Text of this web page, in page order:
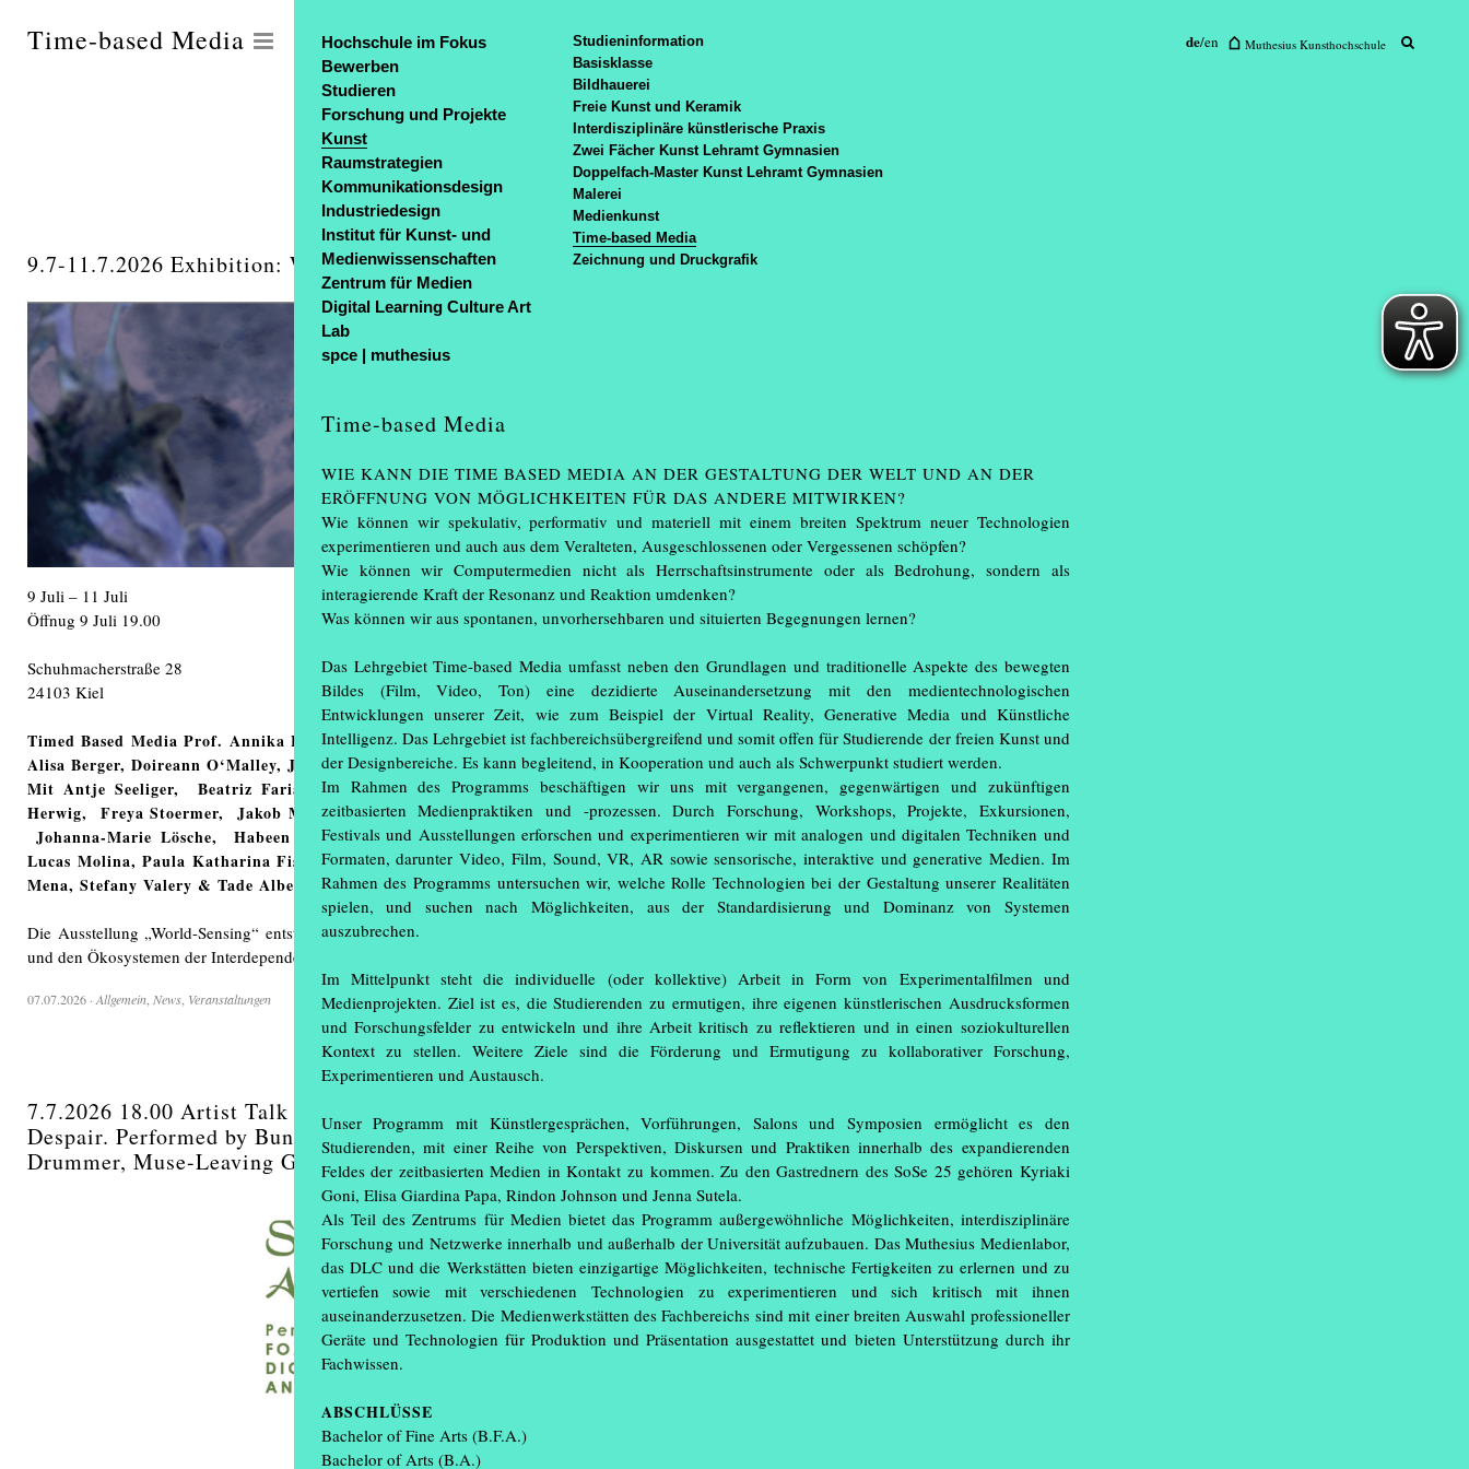
Time-based Media
Seminare & Projekte
Arbeiten
9.7-11.7.2026 Exhibition: Worldsensing
9 Juli – 11 Juli
Öffnug 9 Juli 19.00
Schuhmacherstraße 28
24103 Kiel
Timed Based Media Prof. Annika Larsson SoSe 2026 In Zusammenarbeit mit den Gastdozierende
Alisa Berger, Doireann O‘Malley, Julia Tielke and Vera Shchelkina.
Mit Antje Seeliger, Beatriz Farias, Benjamin Janzen, Boet Wassink, Dominik Held, Emma
Herwig, Freya Stoermer, Jakob Mockaitis, Jane Han, Jieon Sun, Jihan Ayu, Johanna Borelli,
Johanna-Marie Lösche, Habeen Park, Hannah Schnellbacher, Lilly Altmann, Linh Nguyen,
Lucas Molina, Paula Katharina Fisher, Seoyeong Choi, Sana Gharany, Sophia Carolina Lindner
Mena, Stefany Valery & Tade Albertsen (...)
Die Ausstellung „World-Sensing“ entstand aus unserer Auseinandersetzung mit sich wandelnden Realitäten
und den Ökosystemen der Interdependenz.
07.07.2026 ·Allgemein,News, Veranstaltungen
7.7.2026 18.00 Artist Talk & Screening Chto Delat (Songs of Hope and
Despair. Performed by Bundschuh, Fish, Fox Tail, Rainbow, Dead
Drummer, Muse-Leaving Germany and by other agencies)
de/en Muthesius Kunsthochschule
Hochschule im Fokus
Bewerben
Studieren
Forschung und Projekte
Kunst
Studieninformation
Basisklasse
Bildhauerei
Freie Kunst und Keramik
Interdisziplinäre künstlerische Praxis
Zwei Fächer Kunst Lehramt Gymnasien
Doppelfach-Master Kunst Lehramt Gymnasien
Malerei
Medienkunst
Time-based Media
Zeichnung und Druckgrafik
Raumstrategien
Kommunikationsdesign
Industriedesign
Institut für Kunst- und
Medienwissenschaften
Zentrum für Medien
Digital Learning Culture Art
Lab
spce | muthesius
Time-based Media
WIE KANN DIE TIME BASED MEDIA AN DER GESTALTUNG DER WELT UND AN DER
ERÖFFNUNG VON MÖGLICHKEITEN FÜR DAS ANDERE MITWIRKEN?
Wie können wir spekulativ, performativ und materiell mit einem breiten Spektrum neuer Technologien
experimentieren und auch aus dem Veralteten, Ausgeschlossenen oder Vergessenen schöpfen?
Wie können wir Computermedien nicht als Herrschaftsinstrumente oder als Bedrohung, sondern als
interagierende Kraft der Resonanz und Reaktion umdenken?
Was können wir aus spontanen, unvorhersehbaren und situierten Begegnungen lernen?
Das Lehrgebiet Time-based Media umfasst neben den Grundlagen und traditionelle Aspekte des bewegten
Bildes (Film, Video, Ton) eine dezidierte Auseinandersetzung mit den medientechnologischen
Entwicklungen unserer Zeit, wie zum Beispiel der Virtual Reality, Generative Media und Künstliche
Intelligenz. Das Lehrgebiet ist fachbereichsübergreifend und somit offen für Studierende der freien Kunst und
der Designbereiche. Es kann begleitend, in Kooperation und auch als Schwerpunkt studiert werden.
Im Rahmen des Programms beschäftigen wir uns mit vergangenen, gegenwärtigen und zukünftigen
zeitbasierten Medienpraktiken und -prozessen. Durch Forschung, Workshops, Projekte, Exkursionen,
Festivals und Ausstellungen erforschen und experimentieren wir mit analogen und digitalen Techniken und
Formaten, darunter Video, Film, Sound, VR, AR sowie sensorische, interaktive und generative Medien. Im
Rahmen des Programms untersuchen wir, welche Rolle Technologien bei der Gestaltung unserer Realitäten
spielen, und suchen nach Möglichkeiten, aus der Standardisierung und Dominanz von Systemen
auszubrechen.
Im Mittelpunkt steht die individuelle (oder kollektive) Arbeit in Form von Experimentalfilmen und
Medienprojekten. Ziel ist es, die Studierenden zu ermutigen, ihre eigenen künstlerischen Ausdrucksformen
und Forschungsfelder zu entwickeln und ihre Arbeit kritisch zu reflektieren und in einen soziokulturellen
Kontext zu stellen. Weitere Ziele sind die Förderung und Ermutigung zu kollaborativer Forschung,
Experimentieren und Austausch.
Unser Programm mit Künstlergesprächen, Vorführungen, Salons und Symposien ermöglicht es den
Studierenden, mit einer Reihe von Perspektiven, Diskursen und Praktiken innerhalb des expandierenden
Feldes der zeitbasierten Medien in Kontakt zu kommen. Zu den Gastrednern des SoSe 25 gehören Kyriaki
Goni, Elisa Giardina Papa, Rindon Johnson und Jenna Sutela.
Als Teil des Zentrums für Medien bietet das Programm außergewöhnliche Möglichkeiten, interdisziplinäre
Forschung und Netzwerke innerhalb und außerhalb der Universität aufzubauen. Das Muthesius Medienlabor,
das DLC und die Werkstätten bieten einzigartige Möglichkeiten, technische Fertigkeiten zu erlernen und zu
vertiefen sowie mit verschiedenen Technologien zu experimentieren und sich kritisch mit ihnen
auseinanderzusetzen. Die Medienwerkstätten des Fachbereichs sind mit einer breiten Auswahl professioneller
Geräte und Technologien für Produktion und Präsentation ausgestattet und bieten Unterstützung durch ihr
Fachwissen.
ABSCHLÜSSE
Bachelor of Fine Arts (B.F.A.)
Bachelor of Arts (B.A.)